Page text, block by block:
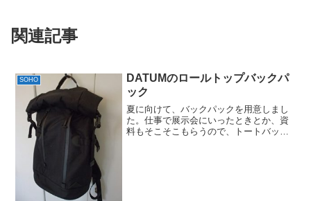
関連記事
SOHO
DATUMのロールトップバックパ
ック
夏に向けて、バックパックを用意しまし
た。仕事で展示会にいったときとか、資
料もそこそこもらうので、トートバッグ